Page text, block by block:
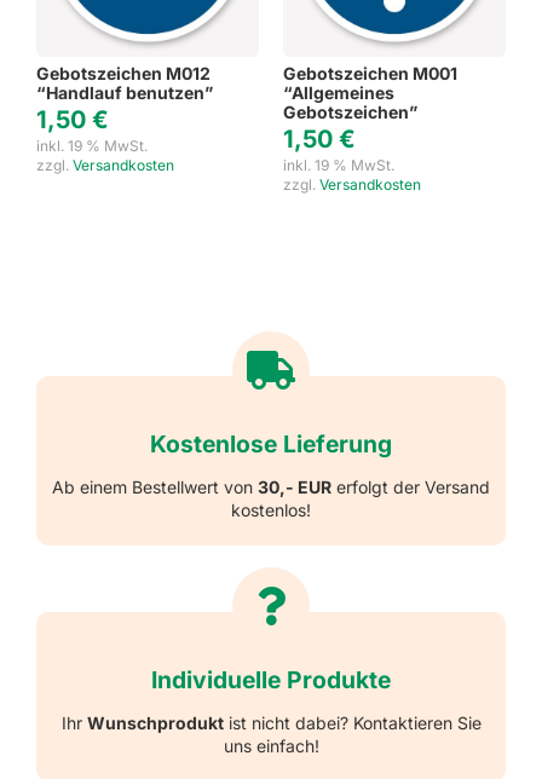
Gebotszeichen M012
“Handlauf benutzen”
1,50 €
inkl. 19 % MwSt.
zzgl. Versandkosten
Gebotszeichen M001
“Allgemeines
Gebotszeichen”
1,50 €
inkl. 19 % MwSt.
zzgl. Versandkosten
Kostenlose Lieferung
Ab einem Bestellwert von 30,- EUR erfolgt der Versand
kostenlos!
Individuelle Produkte
Ihr Wunschproduktist nicht dabei? Kontaktieren Sie
uns einfach!